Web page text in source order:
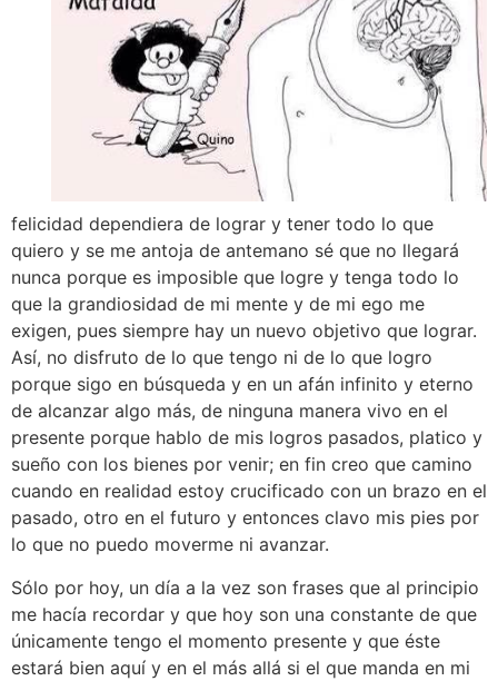
felicidad dependiera de lograr y tener todo lo que
quiero y se me antoja de antemano sé que no llegará
nunca porque es imposible que logre y tenga todo lo
que la grandiosidad de mi mente y de mi ego me
exigen, pues siempre hay un nuevo objetivo que lograr.
Así, no disfruto de lo que tengo ni de lo que logro
porque sigo en búsqueda y en un afán infinito y eterno
de alcanzar algo más, de ninguna manera vivo en el
presente porque hablo de mis logros pasados, platico y
sueño con los bienes por venir; en fin creo que camino
cuando en realidad estoy crucificado con un brazo en el
pasado, otro en el futuro y entonces clavo mis pies por
lo que no puedo moverme ni avanzar.
Sólo por hoy, un día a la vez son frases que al principio
me hacía recordar y que hoy son una constante de que
únicamente tengo el momento presente y que éste
estará bien aquí y en el más allá si el que manda en mi